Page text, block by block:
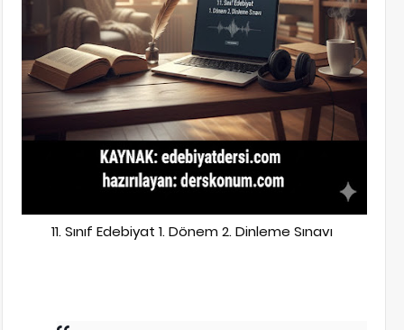
11. Sınıf Edebiyat 1. Dönem 2. Dinleme Sınavı